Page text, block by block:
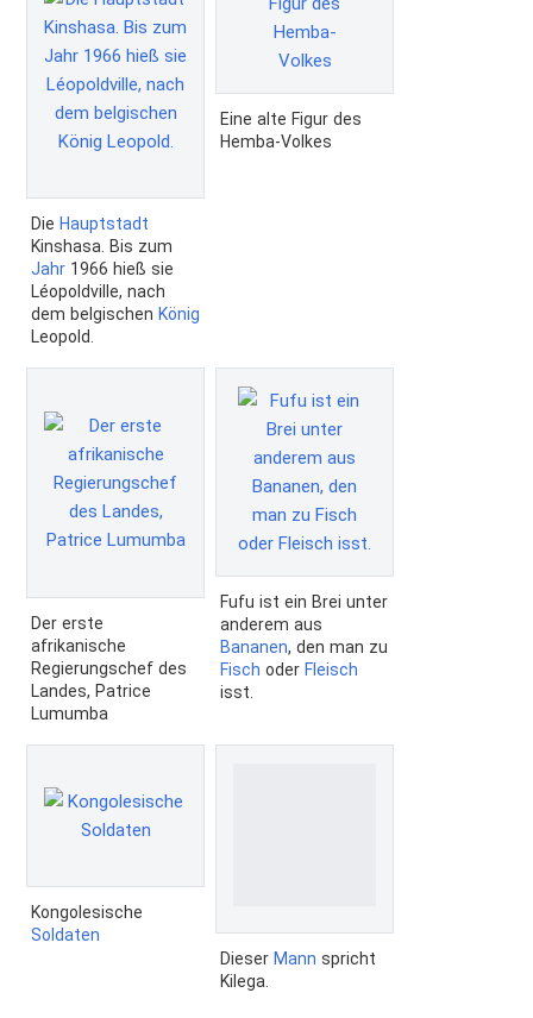
Die Hauptstadt
Kinshasa. Bis zum
Jahr 1966 hieß sie
Léopoldville, nach
dem belgischen König
Leopold.
Eine alte Figur des
Hemba-Volkes
Der erste
afrikanische
Regierungschef des
Landes, Patrice
Lumumba
Fufu ist ein Brei unter
anderem aus
Bananen, den man zu
Fisch oder Fleisch
isst.
Kongolesische
Soldaten
Dieser Mann spricht
Kilega.